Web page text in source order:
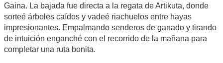
Gaina. La bajada fue directa a la regata de Artikuta, donde
sorteé árboles caídos y vadeé riachuelos entre hayas
impresionantes. Empalmando senderos de ganado y tirando
de intuición enganché con el recorrido de la mañana para
completar una ruta bonita.